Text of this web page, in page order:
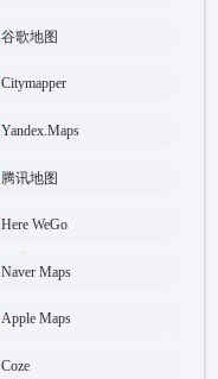
谷歌地图
Citymapper
Yandex.Maps
腾讯地图
Here WeGo
Naver Maps
Apple Maps
Coze